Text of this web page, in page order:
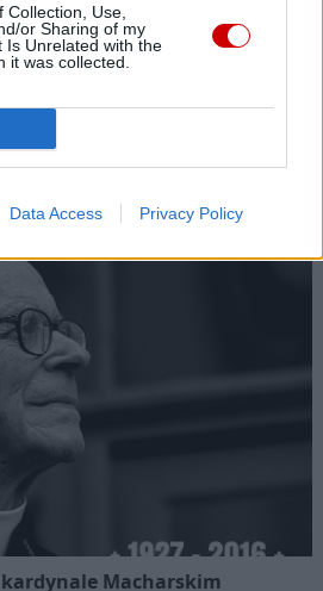
Use,
or Sharing of my
Is Unrelated with the
it was collected.
Data Access Privacy Policy
kardynale Macharskim